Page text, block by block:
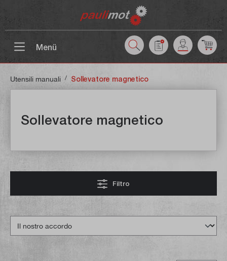
Menü
Utensili manuali / Sollevatore magnetico
Sollevatore magnetico
Filtro